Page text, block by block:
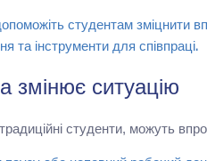
студентам зміцнити
та інструменти для співпраці.
змінює ситуацію
студенти, можуть